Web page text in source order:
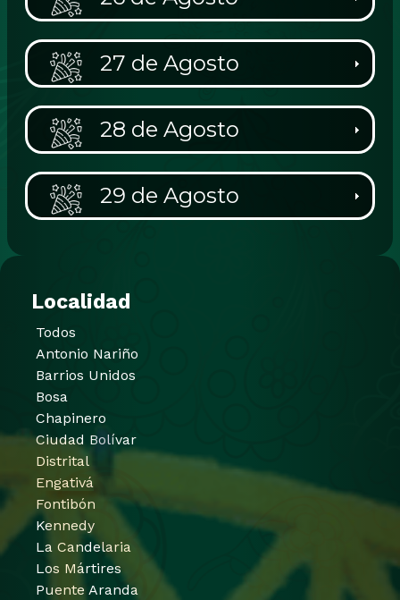
Localidad
Todos
Antonio Nariño
Barrios Unidos
Bosa
Chapinero
Ciudad Bolívar
Distrital
Engativá
Fontibón
Kennedy
La Candelaria
Los Mártires
Puente Aranda
27 de Agosto
28 de Agosto
29 de Agosto